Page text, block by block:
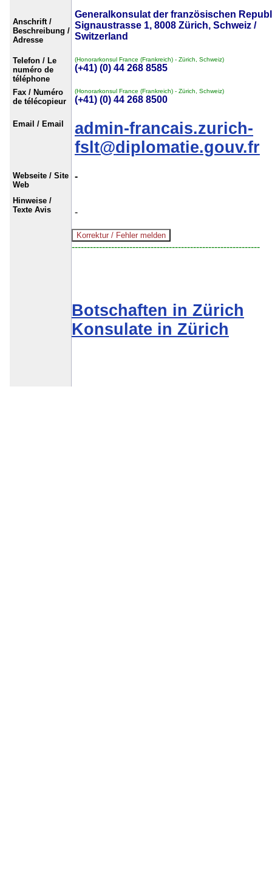
Anschrift /
Beschreibung /
Adresse
Generalkonsulat der französischen
Signaustrasse 1, 8008 Zürich, Schweiz /
Switzerland
Telefon / Le
numéro de
téléphone
(Honorarkonsul France (Frankreich) - Zürich, Schweiz)
(+41) (0) 44 268 8585
Fax / Numéro
de télécopieur
(Honorarkonsul France (Frankreich) - Zürich, Schweiz)
(+41) (0) 44 268 8500
Email / Email
admin-francais.zurich-
fslt@diplomatie.gouv.fr
Webseite / Site
Web
-
Hinweise /
Texte Avis
-
--------------------------------------------------------------
Botschaften in Zürich
Konsulate in Zürich